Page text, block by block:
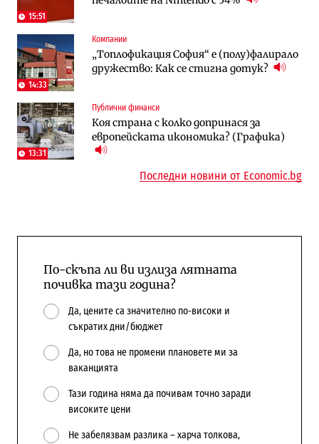
15:51
14:33
Компании
„Топлофикация София“ e (полу)фалирало
дружество: Как се стигна дотук?
13:31
Публични финанси
Коя страна с колко допринася за
европейската икономика? (Графика)
Публични финанси
Общините вече зависят от
централната власт за 75% от
To:know
Последни дни с обозначаване на цените
в лева: Какво предстои?
Отрасли
Жилищата в България поскъпват при
намаляващо население и все повече
Компании
А1 отново е лидер при технологичните
компании и системните интегратори
Последни новини от Economic.bg
По-скъпа ли ви излиза лятната
почивка тази година?
Да, цените са значително по-високи и
съкратих дни/бюджет
Да, но това не промени плановете ми за
ваканцията
Тази година няма да почивам точно заради
високите цени
Не забелязвам разлика – харча толкова,